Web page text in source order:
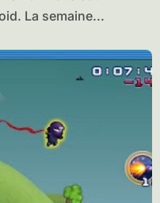
La semaine...